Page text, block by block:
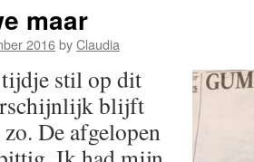
maar
2016byClaudia
stil op dit
blijft
De afgelopen